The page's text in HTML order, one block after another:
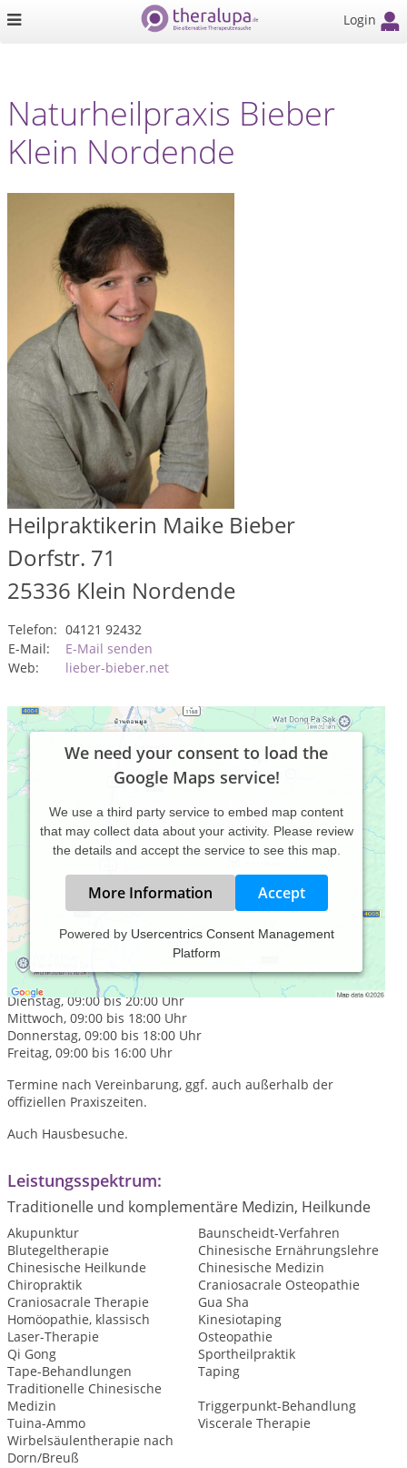
Login
Naturheilpraxis Bieber
Klein Nordende
Heilpraktikerin Maike Bieber
Dorfstr. 71
25336 Klein Nordende
Telefon: 04121 92432
E-Mail:
E-Mail senden
Web:
lieber-bieber.net
We need your consent to load the
Google Maps service!
We use a third party service to embed map content
that may collect data about your activity. Please review
the details and accept the service to see this map.
More Information Accept
Powered by Usercentrics Consent Management
Platform
Praxiszeiten:
Montag, 09:00 bis 18:00 Uhr
Dienstag, 09:00 bis 20:00 Uhr
Mittwoch, 09:00 bis 18:00 Uhr
Donnerstag, 09:00 bis 18:00 Uhr
Freitag, 09:00 bis 16:00 Uhr
Termine nach Vereinbarung, ggf. auch außerhalb der
offiziellen Praxiszeiten.
Auch Hausbesuche.
Leistungsspektrum:
Traditionelle und komplementäre Medizin, Heilkunde
Akupunktur
Baunscheidt-Verfahren
Blutegeltherapie
Chinesische Ernährungslehre
Chinesische Heilkunde
Chinesische Medizin
Chiropraktik
Craniosacrale Osteopathie
Craniosacrale Therapie
Gua Sha
Homöopathie, klassisch
Kinesiotaping
Laser-Therapie
Osteopathie
Qi Gong
Sportheilpraktik
Tape-Behandlungen
Taping
Traditionelle Chinesische
Medizin
Triggerpunkt-Behandlung
Tuina-Ammo
Viscerale Therapie
Wirbelsäulentherapie nach
Dorn/Breuß